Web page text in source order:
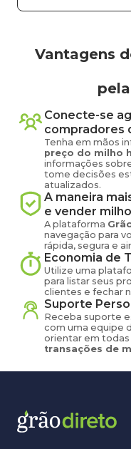
Vantagens
pela
Conecte-se
compradores
Tenha em mãos
preço do milho
informações
tome decisões
atualizados.
A maneira
e vender milho
A plataforma
navegação para
rápida, segura e
Economia de
Utilize uma
para listar seus
clientes e fechar
Suporte
Receba suporte
com uma equipe
orientar em
transações de